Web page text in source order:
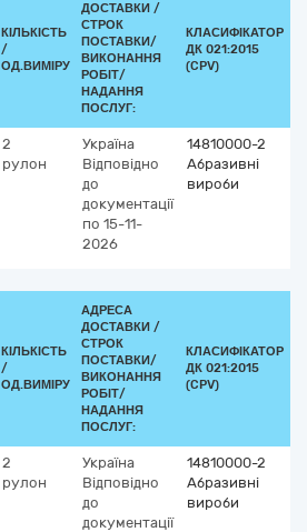
КІЛЬКІСТЬ
/
ОД.ВИМІРУ
ДОСТАВКИ /
СТРОК
ПОСТАВКИ/
ВИКОНАННЯ
РОБІТ/
НАДАННЯ
ПОСЛУГ:
КЛАСИФІКАТОР
ДК 021:2015
(CPV)
2
рулон
Україна
Відповідно
до
документації
по 15-11-
2026
14810000-2
Абразивні
вироби
КІЛЬКІСТЬ
/
ОД.ВИМІРУ
АДРЕСА
ДОСТАВКИ /
СТРОК
ПОСТАВКИ/
ВИКОНАННЯ
РОБІТ/
НАДАННЯ
ПОСЛУГ:
КЛАСИФІКАТОР
ДК 021:2015
(CPV)
2
рулон
Україна
Відповідно
до
документації
14810000-2
Абразивні
вироби